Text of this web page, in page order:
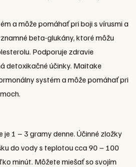
a môže pomáhať pri boji s vírusmi a
beta-glukány, ktoré môžu
Podporuje zdravie
detoxikačné účinky. Maitake
systém a môže pomáhať pri
1 – 3 gramy denne. Účinné zložky
do vody s teplotou cca 90 – 100
minút. Môžete miešať so svojím